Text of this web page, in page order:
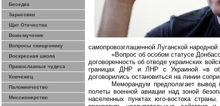
Беседка
Зарисовки
Щит Отечества
Воин-мученик
Вопросы священнику
Воскресная школа
Православные чудеса
Ковчежец
Паломничество
Миссионерство
самопровозглашенной Луганской
«Вопрос об особом статусе
договоренность об отводе украинских
границах ДНР и ЛНР с Украиной «в
договорились остановиться на линии
Меморандум предполагает вывод
полеты военной авиации над зоной
населенных пунктах юго-востока